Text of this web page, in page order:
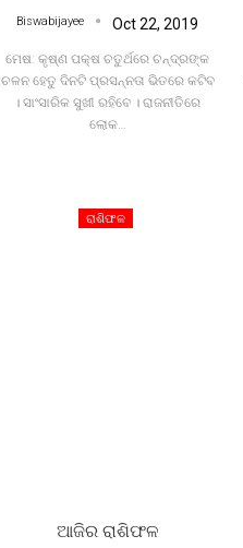
Biswabijayee Oct 22, 2019
ମେଷ: କୃଷ୍ଣ ପକ୍ଷ ଚତୁର୍ଥରେ ଚନ୍ଦ୍ରଙ୍କ
ଚଳନ ହେତୁ ଦିନଟି ପ୍ରସନ୍ନତା ଭିତରେ କଟିବ
। ସାଂସାରିକ ସୁଖୀ ରହିବେ । ରାଜନୀତିରେ
ଲୋକ…
ରାଶିଫଳ
ଆଜିର ରାଶିଫଳ